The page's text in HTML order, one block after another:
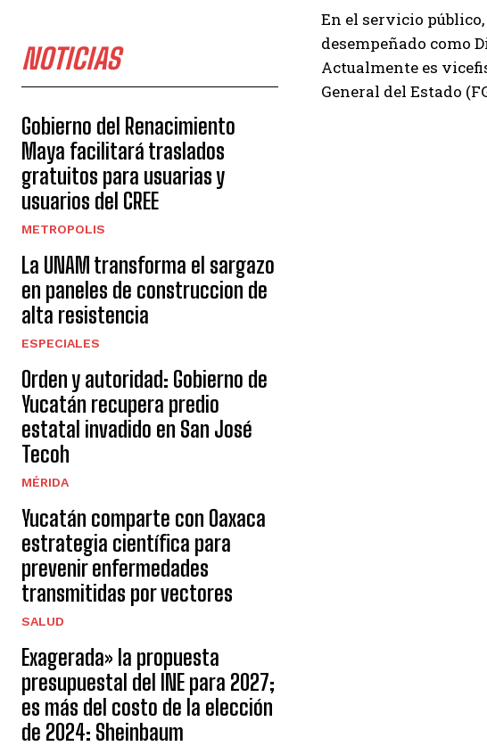
NOTICIAS
Gobierno del Renacimiento
Maya facilitará traslados
gratuitos para usuarias y
usuarios del CREE
METROPOLIS
La UNAM transforma el sargazo
en paneles de construccion de
alta resistencia
ESPECIALES
Orden y autoridad: Gobierno de
Yucatán recupera predio
estatal invadido en San José
Tecoh
MÉRIDA
Yucatán comparte con Oaxaca
estrategia científica para
prevenir enfermedades
transmitidas por vectores
SALUD
Exagerada» la propuesta
presupuestal del INE para 2027;
es más del costo de la elección
de 2024: Sheinbaum
En el servicio
desempeñado como
Actualmente es
General del Estado